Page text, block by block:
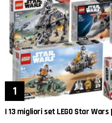
I 13 migliori set LEGO Star